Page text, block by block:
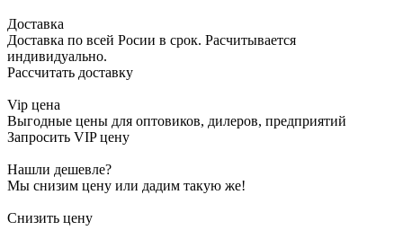
Доставка
Доставка по всей Росии в срок. Расчитывается
индивидуально.
Рассчитать доставку
Vip цена
Выгодные цены для оптовиков, дилеров, предприятий
Запросить VIP цену
Нашли дешевле?
Мы снизим цену или дадим такую же!
Снизить цену